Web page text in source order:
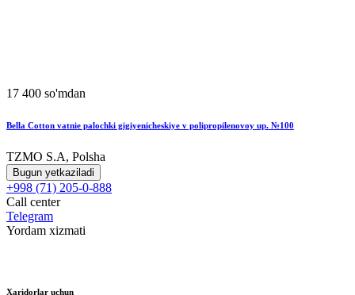
17 400 so'mdan
Bella Cotton vatnie palochki gigiyenicheskiye v polipropilenovoy up. №100
TZMO S.A, Polsha
Bugun yetkaziladi
+998 (71) 205-0-888
Call center
Telegram
Yordam xizmati
Xaridorlar uchun